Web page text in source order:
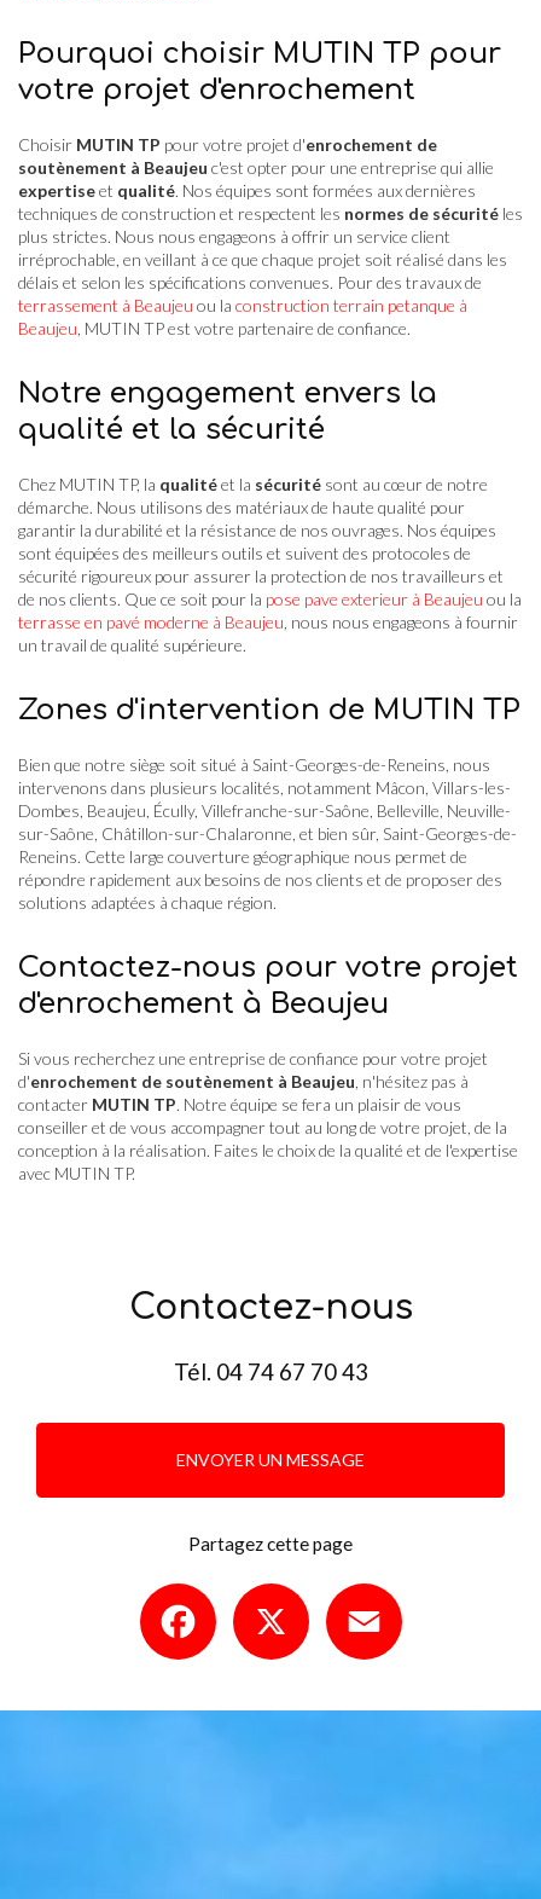
Pourquoi choisir MUTIN TP pour
votre projet d'enrochement
Choisir MUTIN TP pour votre projet d'enrochement de
soutènement à Beaujeu c'est opter pour une entreprise qui allie
expertiseet qualité. Nos équipes sont formées aux dernières
techniques de construction et respectent les normes de sécurité les
plus strictes. Nous nous engageons à offrir un service client
irréprochable, en veillant à ce que chaque projet soit réalisé dans les
délais et selon les spécifications convenues. Pour des travaux de
terrassement à Beaujeu ou la construction terrain petanque à
Beaujeu , MUTIN TP est votre partenaire de confiance.
Notre engagement envers la
qualité et la sécurité
Chez MUTIN TP, la qualitéet la sécurité sont au cœur de notre
démarche. Nous utilisons des matériaux de haute qualité pour
garantir la durabilité et la résistance de nos ouvrages. Nos équipes
sont équipées des meilleurs outils et suivent des protocoles de
sécurité rigoureux pour assurer la protection de nos travailleurs et
de nos clients. Que ce soit pour la pose pave exterieur à Beaujeu ou la
terrasse en pavé moderne à Beaujeu , nous nous engageons à fournir
un travail de qualité supérieure.
Zones d'intervention de MUTIN TP
Bien que notre siège soit situé à Saint-Georges-de-Reneins, nous
intervenons dans plusieurs localités, notamment Mâcon, Villars-les-
Dombes, Beaujeu, Écully, Villefranche-sur-Saône, Belleville, Neuville-
sur-Saône, Châtillon-sur-Chalaronne, et bien sûr, Saint-Georges-de-
Reneins. Cette large couverture géographique nous permet de
répondre rapidement aux besoins de nos clients et de proposer des
solutions adaptées à chaque région.
Contactez-nous pour votre projet
d'enrochement à Beaujeu
Si vous recherchez une entreprise de confiance pour votre projet
d'enrochement de soutènement à Beaujeu , n'hésitez pas à
contacter MUTIN TP. Notre équipe se fera un plaisir de vous
conseiller et de vous accompagner tout au long de votre projet, de la
conception à la réalisation. Faites le choix de la qualité et de l'expertise
avec MUTIN TP.
Contactez-nous
Tél. 04 74 67 70 43
ENVOYER UN MESSAGE
Partagez cette page
Facebook